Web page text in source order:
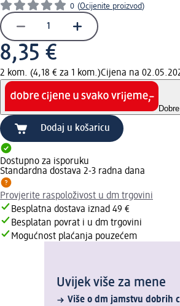
0 (Ocijenite proizvod)
8,35 €
2 kom. (4,18 € za 1 kom.)Cijena na
Dodaj u košaricu
Dostupno za isporuku
Standardna dostava 2-3 radna dana
Provjerite raspoloživost u dm trgovini
Besplatna dostava iznad 49 €
Besplatan povrat i u dm trgovini
Mogućnost plaćanja pouzećem
Uvijek više za mene
Više o dm jamstvu dobrih